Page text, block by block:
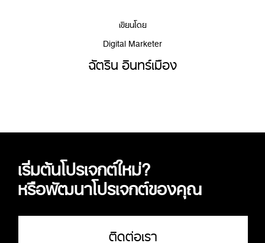
เขียนโดย
Digital Marketer
ฉัตริน อินทร์เมือง
เริ่มต้นโปรเจกต์ใหม่?
หรือพัฒนาโปรเจกต์ของคุณ
ติดต่อเรา